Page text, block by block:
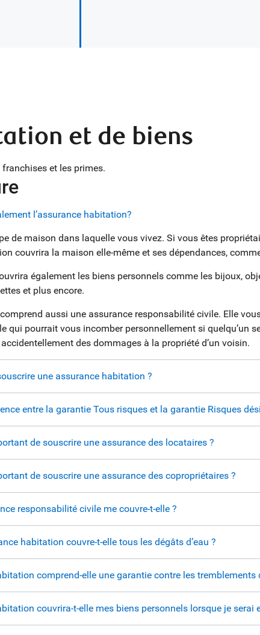
et de biens
et les primes.
l’assurance habitation?
de maison dans laquelle vous vivez. Si vous êtes
couvrira la maison elle-même et ses dépendances,
également les biens personnels comme les bijoux,
et plus encore.
aussi une assurance responsabilité civile. Elle
qui pourrait vous incomber personnellement si quelqu’un
des dommages à la propriété d’un voisin.
une assurance habitation ?
entre la garantie Tous risques et la garantie Risques
de souscrire une assurance des locataires ?
de souscrire une assurance des copropriétaires ?
responsabilité civile me couvre-t-elle ?
habitation couvre-t-elle tous les dégâts d’eau ?
comprend-elle une garantie contre les tremblements
couvrira-t-elle mes biens personnels lorsque je serai